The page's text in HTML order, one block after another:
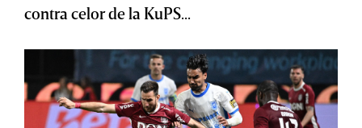
contra celor de la KuPS...